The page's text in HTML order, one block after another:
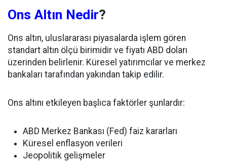
Ons Altın Nedir?
Ons altın, uluslararası piyasalarda işlem gören
standart altın ölçü birimidir ve fiyatı ABD doları
üzerinden belirlenir. Küresel yatırımcılar ve merkez
bankaları tarafından yakından takip edilir.
Ons altını etkileyen başlıca faktörler şunlardır:
ABD Merkez Bankası (Fed) faiz kararları
Küresel enflasyon verileri
Jeopolitik gelişmeler